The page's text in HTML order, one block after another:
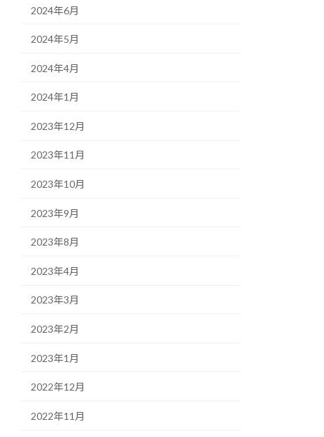
2024年6月
2024年5月
2024年4月
2024年1月
2023年12月
2023年11月
2023年10月
2023年9月
2023年8月
2023年4月
2023年3月
2023年2月
2023年1月
2022年12月
2022年11月